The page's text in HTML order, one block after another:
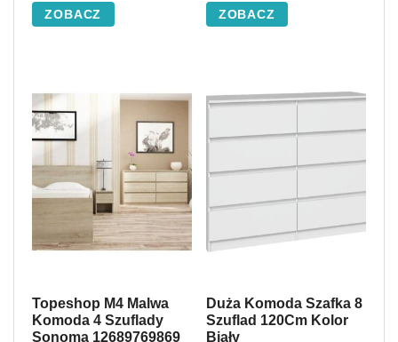
ZOBACZ ZOBACZ
Topeshop M4 Malwa
Komoda 4 Szuflady
Sonoma 12689769869
Duża Komoda Szafka 8
Szuflad 120Cm Kolor
Biały